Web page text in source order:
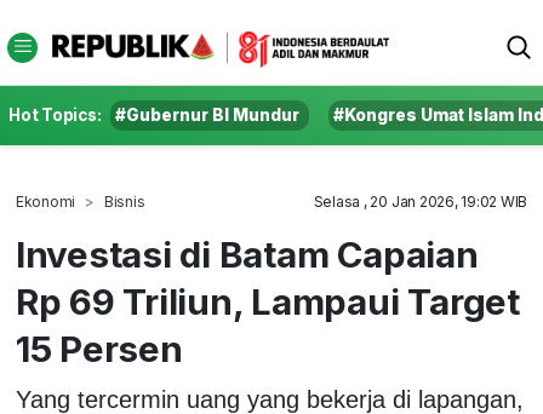
Hot Topics: #Gubernur BI Mundur #Kongres Umat Islam
Ekonomi Bisnis Selasa , 20 Jan 2026, 19:02 WIB
Investasi di Batam Capaian
Rp 69 Triliun, Lampaui Target
15 Persen
Yang tercermin uang yang bekerja di lapangan,